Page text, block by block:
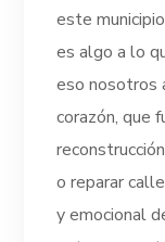
este
es algo a lo
eso nosotros
corazón, que
o reparar
y emocional